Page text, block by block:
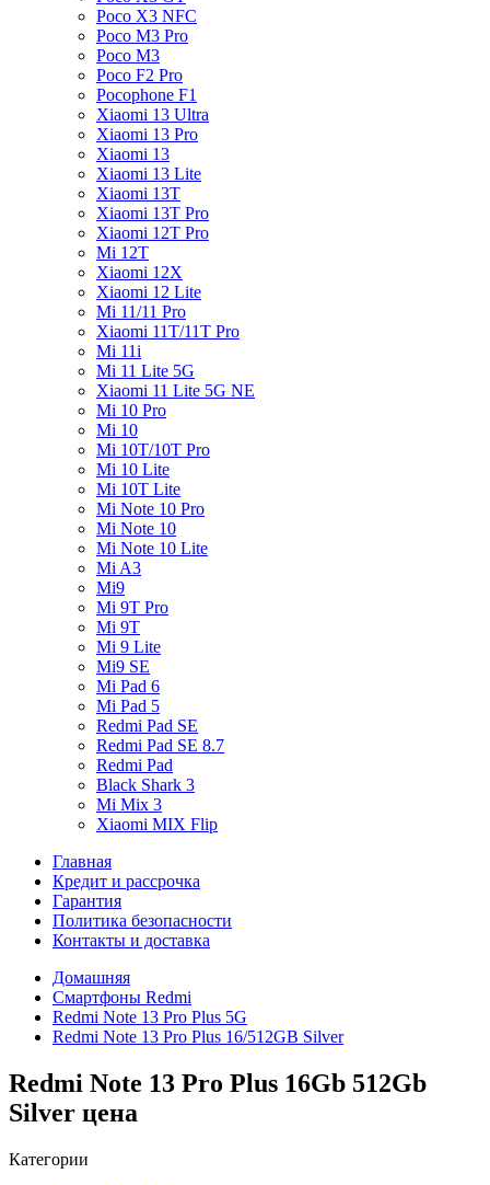
Poco X3 NFC
Poco M3 Pro
Poco M3
Poco F2 Pro
Pocophone F1
Xiaomi 13 Ultra
Xiaomi 13 Pro
Xiaomi 13
Xiaomi 13 Lite
Xiaomi 13T
Xiaomi 13T Pro
Xiaomi 12T Pro
Mi 12T
Xiaomi 12X
Xiaomi 12 Lite
Mi 11/11 Pro
Xiaomi 11T/11T Pro
Mi 11i
Mi 11 Lite 5G
Xiaomi 11 Lite 5G NE
Mi 10 Pro
Mi 10
Mi 10T/10T Pro
Mi 10 Lite
Mi 10T Lite
Mi Note 10 Pro
Mi Note 10
Mi Note 10 Lite
Mi A3
Mi9
Mi 9T Pro
Mi 9T
Mi 9 Lite
Mi9 SE
Mi Pad 6
Mi Pad 5
Redmi Pad SE
Redmi Pad SE 8.7
Redmi Pad
Black Shark 3
Mi Mix 3
Xiaomi MIX Flip
Главная
Кредит и рассрочка
Гарантия
Политика безопасности
Контакты и доставка
Домашняя
Смартфоны Redmi
Redmi Note 13 Pro Plus 5G
Redmi Note 13 Pro Plus 16/512GB Silver
Redmi Note 13 Pro Plus 16Gb 512Gb
Silver цена
Категории